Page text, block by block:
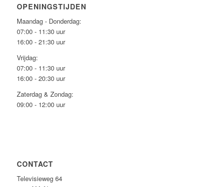
OPENINGSTIJDEN
Maandag - Donderdag:
07:00 - 11:30 uur
16:00 - 21:30 uur
Vrijdag:
07:00 - 11:30 uur
16:00 - 20:30 uur
Zaterdag & Zondag:
09:00 - 12:00 uur
CONTACT
Televisieweg 64